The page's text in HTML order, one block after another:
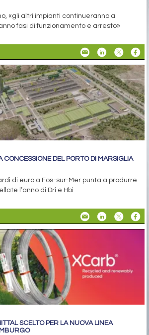
«gli altri impianti continueranno a
fasi di funzionamento e arresto»
CONCESSIONE DEL PORTO DI MARSIGLIA
di euro a Fos-sur-Mer punta a produrre
l’anno di Dri e Hbi
SCELTO PER LA NUOVA LINEA